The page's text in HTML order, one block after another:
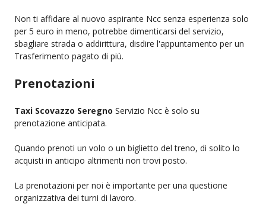
Non ti affidare al nuovo aspirante Ncc senza esperienza solo
per 5 euro in meno, potrebbe dimenticarsi del servizio,
sbagliare strada o addirittura, disdire l'appuntamento per un
Trasferimento pagato di più.
Prenotazioni
Taxi Scovazzo Seregno Servizio Ncc è solo su
prenotazione anticipata.
Quando prenoti un volo o un biglietto del treno, di solito lo
acquisti in anticipo altrimenti non trovi posto.
La prenotazioni per noi è importante per una questione
organizzativa dei turni di lavoro.